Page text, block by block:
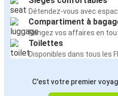
Détendez-vous avec
Compartiment à
Rangez vos affaires en
Toilettes
Disponibles dans tous les
C'est votre premier